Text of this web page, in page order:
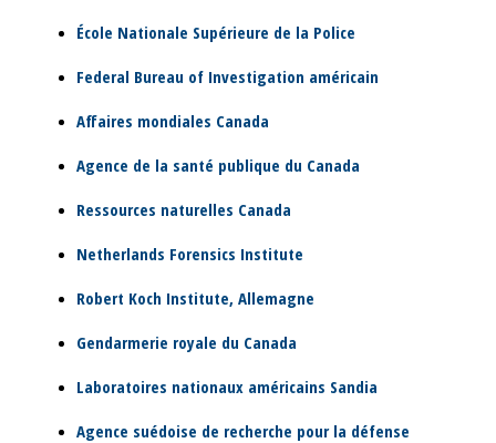
École Nationale Supérieure de la Police
Federal Bureau of Investigation américain
Affaires mondiales Canada
Agence de la santé publique du Canada
Ressources naturelles Canada
Netherlands Forensics Institute
Robert Koch Institute, Allemagne
Gendarmerie royale du Canada
Laboratoires nationaux américains Sandia
Agence suédoise de recherche pour la défense